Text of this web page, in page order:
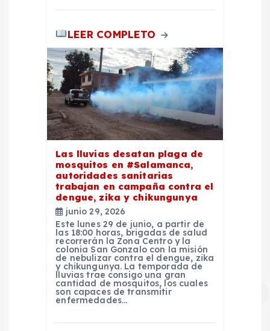
LEER COMPLETO
Las lluvias desatan plaga de
mosquitos en #Salamanca,
autoridades sanitarias
trabajan en campaña contra el
dengue, zika y chikungunya
junio 29, 2026
Este lunes 29 de junio, a partir de
las 18:00 horas, brigadas de salud
recorrerán la Zona Centro y la
colonia San Gonzalo con la misión
de nebulizar contra el dengue, zika
y chikungunya. La temporada de
lluvias trae consigo una gran
cantidad de mosquitos, los cuales
son capaces de transmitir
enfermedades…